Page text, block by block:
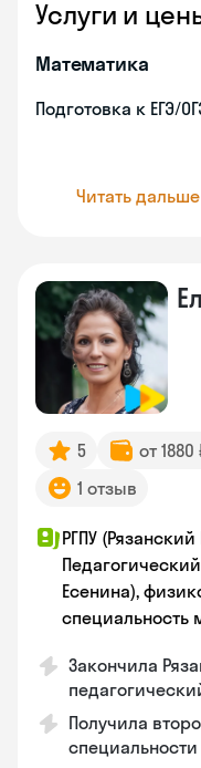
Услуги и
Математика
Подготовка к ЕГЭ/
Читать дальше
5 от
1 отзыв
РГПУ
Есенина),
специальность
Закончилa
Получила